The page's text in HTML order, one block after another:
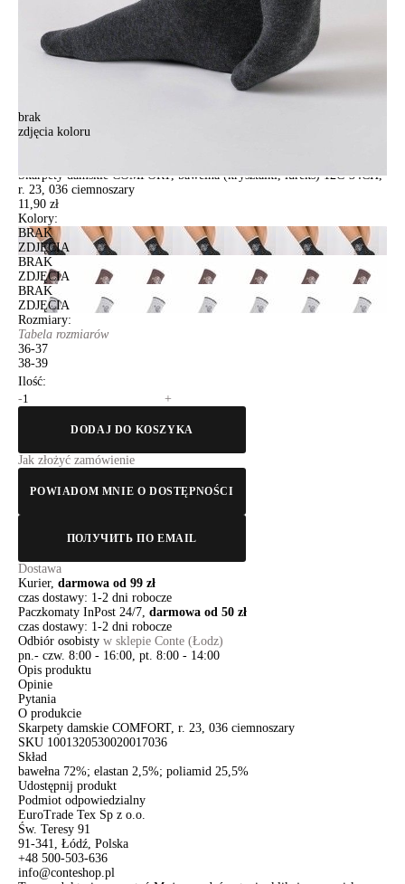
brak
zdjęcia koloru
Skarpety damskie COMFORT, bawełna (kryształki, lureks) 12С-34СП,
r. 23, 036 ciemnoszary
11,90 zł
Kolory:
BRAK
ZDJĘCIA
BRAK
ZDJĘCIA
BRAK
ZDJĘCIA
Rozmiary:
Tabela rozmiarów
36-37
38-39
Ilość:
-
+
DODAJ DO KOSZYKA
Jak złożyć zamówienie
POWIADOM MNIE O DOSTĘPNOŚCI
ПОЛУЧИТЬ ПО EMAIL
Dostawa
Kurier, darmowa od 99 zł
czas dostawy: 1-2 dni robocze
Paczkomaty InPost 24/7, darmowa od 50 zł
czas dostawy: 1-2 dni robocze
Odbiór osobisty w sklepie Conte (Łodz)
pn.- czw. 8:00 - 16:00, pt. 8:00 - 14:00
Opis produktu
Opinie
Pytania
O produkcie
Skarpety damskie COMFORT, r. 23, 036 ciemnoszary
SKU 1001320530020017036
Skład
bawełna 72%; elastan 2,5%; poliamid 25,5%
Udostępnij produkt
Podmiot odpowiedzialny
EuroTrade Tex Sp z o.o.
Św. Teresy 91
91-341, Łódź, Polska
+48 500-503-636
info@conteshop.pl